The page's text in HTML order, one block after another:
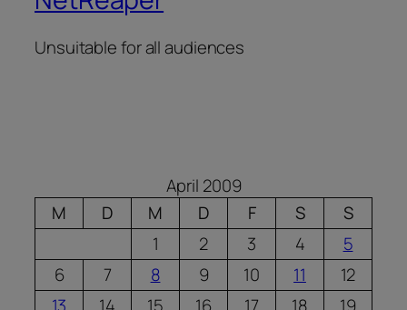
Unsuitable for all audiences
April 2009
M
D M D F S
S
1
2 3 4
5
6
7 8 9 10 11
12